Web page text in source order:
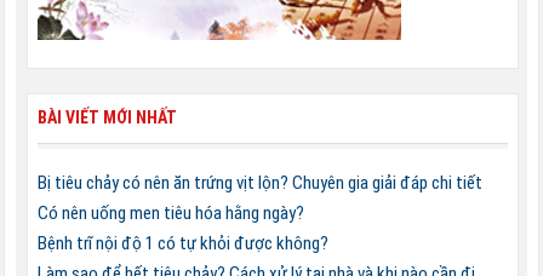
BÀI VIẾT MỚI NHẤT
Bị tiêu chảy có nên ăn trứng vịt lộn? Chuyên gia giải đáp chi tiết
Có nên uống men tiêu hóa hằng ngày?
Bệnh trĩ nội độ 1 có tự khỏi được không?